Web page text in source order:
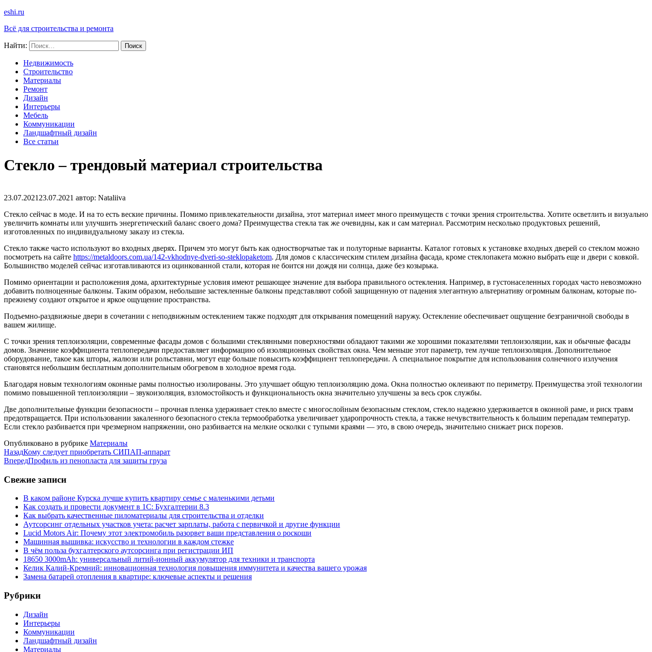
eshi.ru
Всё для строительства и ремонта
Найти:
Недвижимость
Строительство
Материалы
Ремонт
Дизайн
Интерьеры
Мебель
Коммуникации
Ландшафтный дизайн
Все статьи
Стекло – трендовый материал строительства
23.07.2021 23.07.2021 автор: Nataliiva
Стекло сейчас в моде. И на то есть веские причины. Помимо привлекательности дизайна, этот материал имеет много преимуществ с точки зрения строительства. Хотите осветлить и визуально
увеличить комнаты или улучшить энергетический баланс своего дома? Преимущества стекла так же очевидны, как и сам материал. Рассмотрим несколько продуктовых решений,
изготовленных по индивидуальному заказу из стекла.
Стекло также часто используют во входных дверях. Причем это могут быть как одностворчатые так и полуторные варианты. Каталог готовых к установке входных дверей со стеклом можно
посмотреть на сайте https://metaldoors.com.ua/142-vkhodnye-dveri-so-steklopaketom. Для домов с классическим стилем дизайна фасада, кроме стеклопакета можно выбрать еще и двери с ковкой.
Большинство моделей сейчас изготавливаются из оцинкованной стали, которая не боится ни дождя ни солнца, даже без козырька.
Помимо ориентации и расположения дома, архитектурные условия имеют решающее значение для выбора правильного остекления. Например, в густонаселенных городах часто невозможно
добавить полноценные балконы. Таким образом, небольшие застекленные балконы представляют собой защищенную от падения элегантную альтернативу огромным балконам, которые по-
прежнему создают открытое и яркое ощущение пространства.
Подъемно-раздвижные двери в сочетании с неподвижным остеклением также подходят для открывания помещений наружу. Остекление обеспечивает ощущение безграничной свободы в
вашем жилище.
С точки зрения теплоизоляции, современные фасады домов с большими стеклянными поверхностями обладают такими же хорошими показателями теплоизоляции, как и обычные фасады
домов. Значение коэффициента теплопередачи предоставляет информацию об изоляционных свойствах окна. Чем меньше этот параметр, тем лучше теплоизоляция. Дополнительное
оборудование, такое как шторы, жалюзи или рольставни, могут еще больше повысить коэффициент теплопередачи. А специальное покрытие для использования солнечного излучения
становятся небольшим бесплатным дополнительным обогревом в холодное время года.
Благодаря новым технологиям оконные рамы полностью изолированы. Это улучшает общую теплоизоляцию дома. Окна полностью оклеивают по периметру. Преимущества этой технологии
помимо повышенной теплоизоляции – звукоизоляция, взломостойкость и функциональность окна значительно улучшены за весь срок службы.
Две дополнительные функции безопасности – прочная пленка удерживает стекло вместе с многослойным безопасным стеклом, стекло надежно удерживается в оконной раме, и риск травм
предотвращается. При использовании закаленного безопасного стекла термообработка увеличивает ударопрочность стекла, а также нечувствительность к большим перепадам температур.
Если стекло разбивается при чрезмерном напряжении, оно разбивается на мелкие осколки с тупыми краями — это, в свою очередь, значительно снижает риск порезов.
Опубликовано в рубрике Материалы
НазадКому следует приобретать СИПАП-аппарат
ВпередПрофиль из пенопласта для защиты груза
Свежие записи
В каком районе Курска лучше купить квартиру семье с маленькими детьми
Как создать и провести документ в 1С: Бухгалтерии 8.3
Как выбрать качественные пиломатериалы для строительства и отделки
Аутсорсинг отдельных участков учета: расчет зарплаты, работа с первичкой и другие функции
Lucid Motors Air: Почему этот электромобиль разорвет ваши представления о роскоши
Машинная вышивка: искусство и технологии в каждом стежке
В чём польза бухгалтерского аутсорсинга при регистрации ИП
18650 3000mAh: универсальный литий-ионный аккумулятор для техники и транспорта
Келик Калий-Кремний: инновационная технология повышения иммунитета и качества вашего урожая
Замена батарей отопления в квартире: ключевые аспекты и решения
Рубрики
Дизайн
Интерьеры
Коммуникации
Ландшафтный дизайн
Материалы